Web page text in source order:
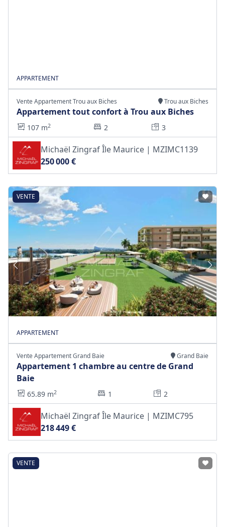
APPARTEMENT
Vente Appartement Trou aux Biches Trou aux Biches
Appartement tout confort à Trou aux Biches
107 m2 2 3
Michaël Zingraf Île Maurice | MZIMC1139
250 000 €
VENTE
APPARTEMENT
Vente Appartement Grand Baie Grand Baie
Appartement 1 chambre au centre de Grand
Baie
65.89 m2 1 2
Michaël Zingraf Île Maurice | MZIMC795
218 449 €
VENTE